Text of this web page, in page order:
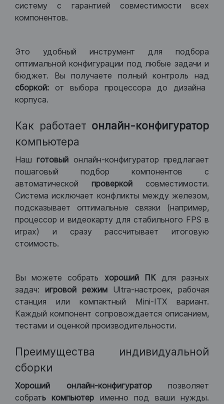
систему с гарантией совместимости всех
компонентов.
Это удобный инструмент для подбора
оптимальной конфигурации под любые задачи и
бюджет. Вы получаете полный контроль над
сборкой: от выбора процессора до дизайна
корпуса.
Как работает онлайн-конфигуратор
компьютера
Нашготовый онлайн-конфигуратор предлагает
пошаговый подбор компонентов с
автоматической проверкой совместимости.
Система исключает конфликты между железом,
подсказывает оптимальные связки (например,
процессор и видеокарту для стабильного FPS в
играх) и сразу рассчитывает итоговую
стоимость.
Вы можете собрать хороший ПКдля разных
задач: игровой режим Ultra-настроек, рабочая
станция или компактный Mini-ITX вариант.
Каждый компонент сопровождается описанием,
тестами и оценкой производительности.
Преимущества индивидуальной
сборки
Хороший онлайн-конфигураторпозволяет
собрать компьютер именно под ваши нужды.